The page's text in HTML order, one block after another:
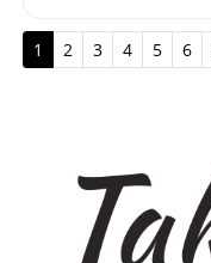
1 (current)
2 3 4 5 6